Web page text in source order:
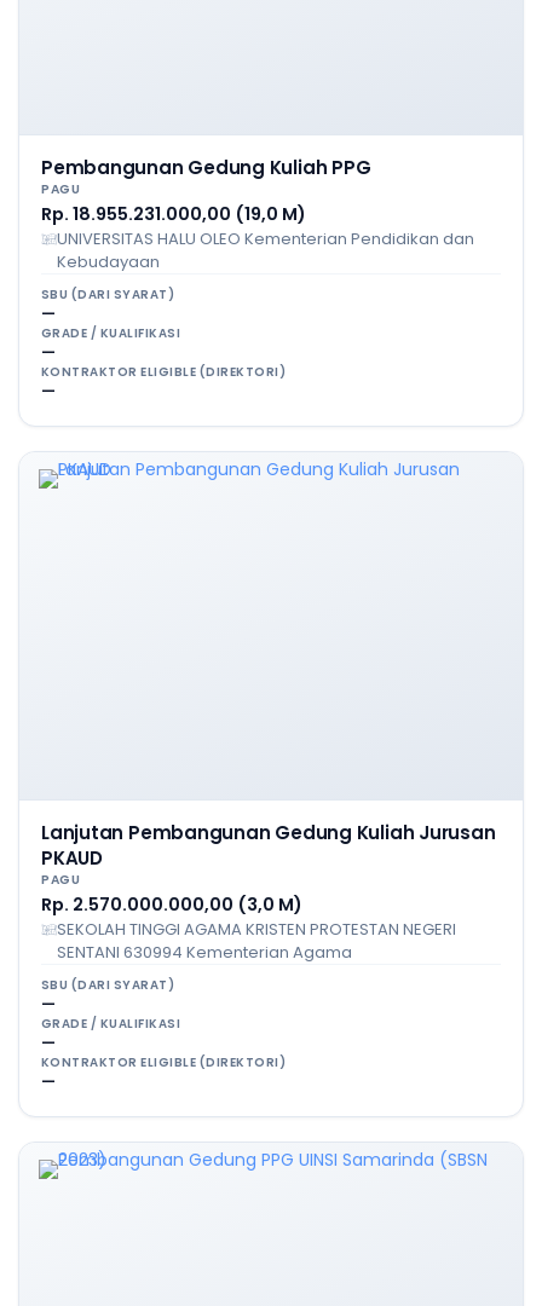
Pembangunan Gedung Kuliah PPG
PAGU
Rp. 18.955.231.000,00 (19,0 M)
UNIVERSITAS HALU OLEO Kementerian Pendidikan dan
Kebudayaan
SBU (DARI SYARAT)
—
GRADE / KUALIFIKASI
—
KONTRAKTOR ELIGIBLE (DIREKTORI)
—
Lanjutan Pembangunan Gedung Kuliah Jurusan
PKAUD
PAGU
Rp. 2.570.000.000,00 (3,0 M)
SEKOLAH TINGGI AGAMA KRISTEN PROTESTAN NEGERI
SENTANI 630994 Kementerian Agama
SBU (DARI SYARAT)
—
GRADE / KUALIFIKASI
—
KONTRAKTOR ELIGIBLE (DIREKTORI)
—